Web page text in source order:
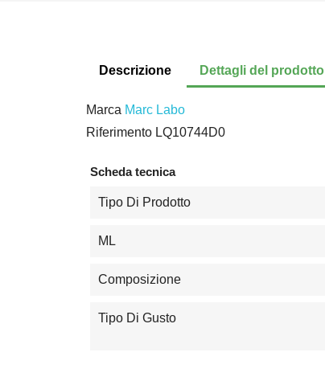
Descrizione Dettagli del prodotto
Marca Marc Labo
Riferimento LQ10744D0
Scheda tecnica
Tipo Di Prodotto
ML
Composizione
Tipo Di Gusto